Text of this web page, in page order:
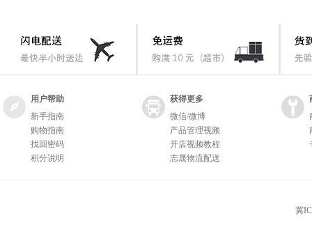
用户帮助
新手指南
购物指南
找回密码
积分说明
获得更多
微信/微博
产品管理视频
开店视频教程
志晟物流配送
冀